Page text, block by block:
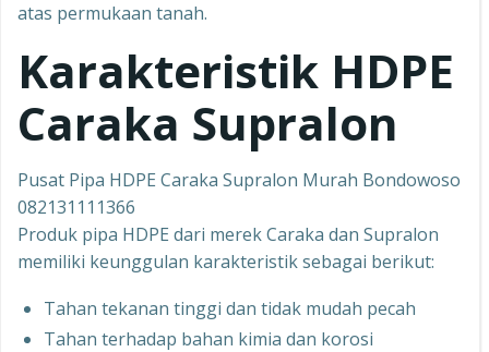
atas permukaan tanah.
Karakteristik HDPE
Caraka Supralon
Pusat Pipa HDPE Caraka Supralon Murah Bondowoso
082131111366
Produk pipa HDPE dari merek Caraka dan Supralon
memiliki keunggulan karakteristik sebagai berikut:
Tahan tekanan tinggi dan tidak mudah pecah
Tahan terhadap bahan kimia dan korosi